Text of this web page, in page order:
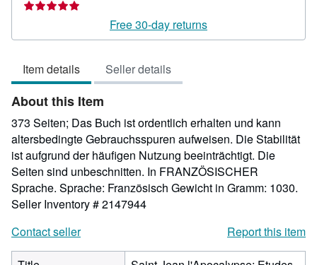
out
Free 30-day returns
Item details Seller details
About this Item
373 Seiten; Das Buch ist ordentlich erhalten und kann
altersbedingte Gebrauchsspuren aufweisen. Die Stabilität
ist aufgrund der häufigen Nutzung beeinträchtigt. Die
Seiten sind unbeschnitten. In FRANZÖSISCHER
Sprache. Sprache: Französisch Gewicht in Gramm: 1030.
Seller Inventory # 2147944
Contact seller
Report this item